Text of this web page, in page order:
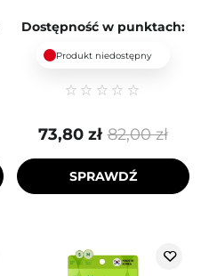
Dostępność w punktach:
Produkt niedostępny
82,00 zł
73,80 zł
SPRAWDŹ